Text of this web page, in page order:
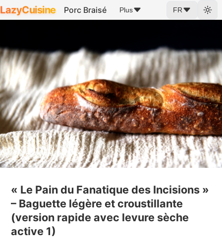
LazyCuisine Porc Braisé Plus FR
« Le Pain du Fanatique des Incisions »
– Baguette légère et croustillante
(version rapide avec levure sèche
active 1)